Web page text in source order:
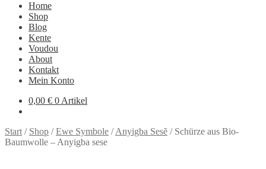
Home
Shop
Blog
Kente
Voudou
About
Kontakt
Mein Konto
0,00 € 0 Artikel
Start / Shop /Ewe Symbole /Anyigba Sesẽ / Schürze aus Bio-
Baumwolle – Anyigba sese